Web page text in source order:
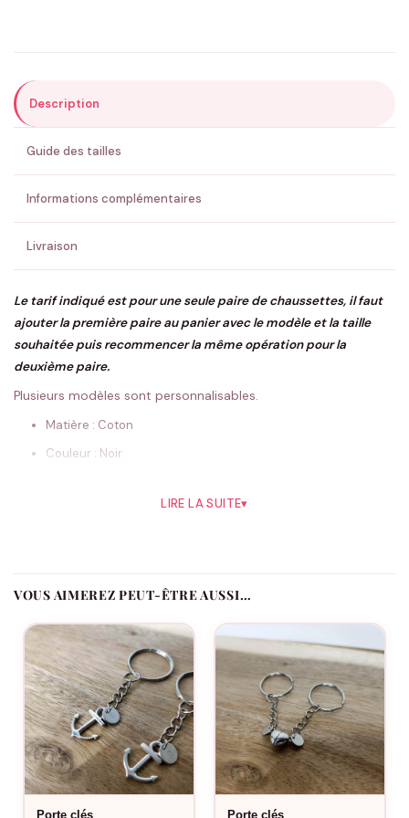
ENVOYER MA DEMANDE ✨
💚 Retour sous 24-48h🇫🇷 Flocage en France✅ Validation avant fabrication
Description
Guide des tailles
Informations complémentaires
Livraison
Le tarif indiqué est pour une seule paire de chaussettes, il faut
ajouter la première paire au panier avec le modèle et la taille
souhaitée puis recommencer la même opération pour la
deuxième paire.
Plusieurs modèles sont personnalisables.
Matière : Coton
Couleur : Noir
Longueur : Mi-Longue
Taille Enfant : 23-26 / 27-30 / 31-34
Conseils de lavage
Ne pas repasser
Préférez le lavage à la main
Lavable en machine jusqu’à 40°C
Ne pas mettre au sèche linge
LIRE LA SUITE▾
VOUS AIMEREZ PEUT-ÊTRE AUSSI…
Porte clés
Porte clés